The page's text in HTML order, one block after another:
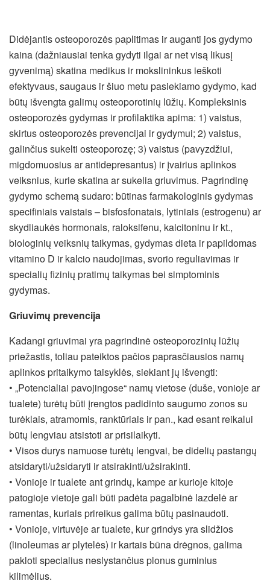
Didėjantis osteoporozės paplitimas ir auganti jos gydymo
kaina (dažniausiai tenka gydyti ilgai ar net visą likusį
gyvenimą) skatina medikus ir mokslininkus ieškoti
efektyvaus, saugaus ir šiuo metu pasiekiamo gydymo, kad
būtų išvengta galimų osteoporotinių lūžių. Kompleksinis
osteoporozės gydymas ir profilaktika apima: 1) vaistus,
skirtus osteoporozės prevencijai ir gydymui; 2) vaistus,
galinčius sukelti osteoporozę; 3) vaistus (pavyzdžiui,
migdomuosius ar antidepresantus) ir įvairius aplinkos
veiksnius, kurie skatina ar sukelia griuvimus. Pagrindinę
gydymo schemą sudaro: būtinas farmakologinis gydymas
specifiniais vaistais – bisfosfonatais, lytiniais (estrogenu) ar
skydliaukės hormonais, raloksifenu, kalcitoninu ir kt.,
biologinių veiksnių taikymas, gydymas dieta ir papildomas
vitamino D ir kalcio naudojimas, svorio reguliavimas ir
specialių fizinių pratimų taikymas bei simptominis
gydymas.
Griuvimų prevencija
Kadangi griuvimai yra pagrindinė osteoporozinių lūžių
priežastis, toliau pateiktos pačios paprasčiausios namų
aplinkos pritaikymo taisyklės, siekiant jų išvengti:
• „Potencialiai pavojingose“ namų vietose (duše, vonioje ar
tualete) turėtų būti įrengtos padidinto saugumo zonos su
turėklais, atramomis, ranktūriais ir pan., kad esant reikalui
būtų lengviau atsistoti ar prisilaikyti.
• Visos durys namuose turėtų lengvai, be didelių pastangų
atsidaryti/užsidaryti ir atsirakinti/užsirakinti.
• Vonioje ir tualete ant grindų, kampe ar kurioje kitoje
patogioje vietoje gali būti padėta pagalbinė lazdelė ar
ramentas, kuriais prireikus galima būtų pasinaudoti.
• Vonioje, virtuvėje ar tualete, kur grindys yra slidžios
(linoleumas ar plytelės) ir kartais būna drėgnos, galima
pakloti specialius neslystančius plonus guminius
kilimėlius.